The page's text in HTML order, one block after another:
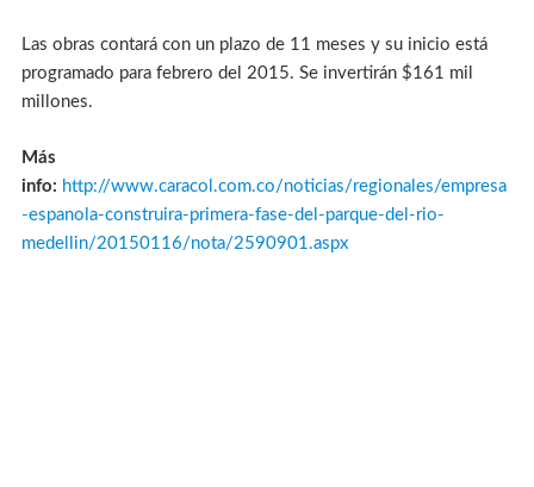
Las obras contará con un plazo de 11 meses y su inicio está
programado para febrero del 2015. Se invertirán $161 mil
millones.
Más
info: http://www.caracol.com.co/noticias/regionales/empresa
-espanola-construira-primera-fase-del-parque-del-rio-
medellin/20150116/nota/2590901.aspx